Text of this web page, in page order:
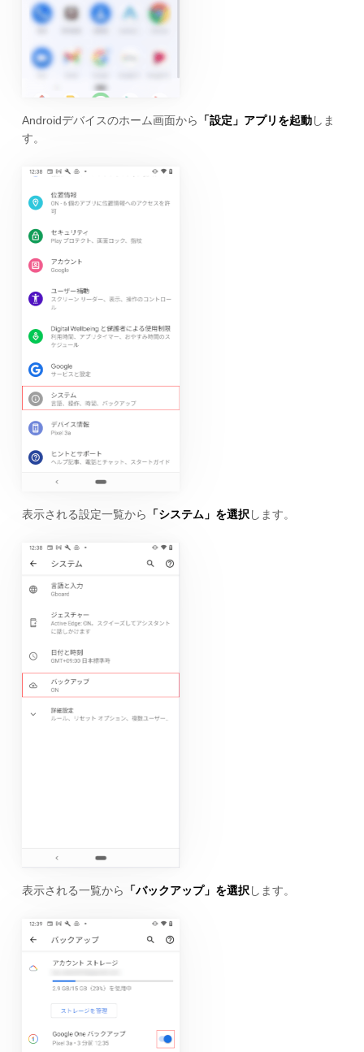
Androidデバイスのホーム画面から 「設定」アプリを起動しま
す。
表示される設定一覧から 「システム」を選択 します。
表示される一覧から 「バックアップ」を選択 します。